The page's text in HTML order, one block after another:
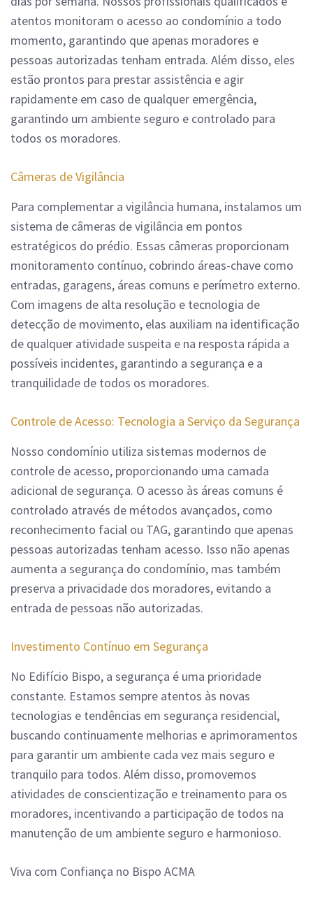
atentos monitoram o acesso ao condomínio a todo
momento, garantindo que apenas moradores e
pessoas autorizadas tenham entrada. Além disso, eles
estão prontos para prestar assistência e agir
rapidamente em caso de qualquer emergência,
garantindo um ambiente seguro e controlado para
todos os moradores.
Câmeras de Vigilância
Para complementar a vigilância humana, instalamos um
sistema de câmeras de vigilância em pontos
estratégicos do prédio. Essas câmeras proporcionam
monitoramento contínuo, cobrindo áreas-chave como
entradas, garagens, áreas comuns e perímetro externo.
Com imagens de alta resolução e tecnologia de
detecção de movimento, elas auxiliam na identificação
de qualquer atividade suspeita e na resposta rápida a
possíveis incidentes, garantindo a segurança e a
tranquilidade de todos os moradores.
Controle de Acesso: Tecnologia a Serviço da Segurança
Nosso condomínio utiliza sistemas modernos de
controle de acesso, proporcionando uma camada
adicional de segurança. O acesso às áreas comuns é
controlado através de métodos avançados, como
reconhecimento facial ou TAG, garantindo que apenas
pessoas autorizadas tenham acesso. Isso não apenas
aumenta a segurança do condomínio, mas também
preserva a privacidade dos moradores, evitando a
entrada de pessoas não autorizadas.
Investimento Contínuo em Segurança
No Edifício Bispo, a segurança é uma prioridade
constante. Estamos sempre atentos às novas
tecnologias e tendências em segurança residencial,
buscando continuamente melhorias e aprimoramentos
para garantir um ambiente cada vez mais seguro e
tranquilo para todos. Além disso, promovemos
atividades de conscientização e treinamento para os
moradores, incentivando a participação de todos na
manutenção de um ambiente seguro e harmonioso.
Viva com Confiança no Bispo ACMA